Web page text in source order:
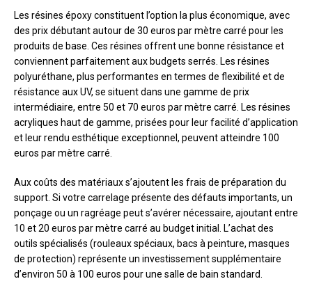
Les résines époxy constituent l’option la plus économique, avec
des prix débutant autour de 30 euros par mètre carré pour les
produits de base. Ces résines offrent une bonne résistance et
conviennent parfaitement aux budgets serrés. Les résines
polyuréthane, plus performantes en termes de flexibilité et de
résistance aux UV, se situent dans une gamme de prix
intermédiaire, entre 50 et 70 euros par mètre carré. Les résines
acryliques haut de gamme, prisées pour leur facilité d’application
et leur rendu esthétique exceptionnel, peuvent atteindre 100
euros par mètre carré.
Aux coûts des matériaux s’ajoutent les frais de préparation du
support. Si votre carrelage présente des défauts importants, un
ponçage ou un ragréage peut s’avérer nécessaire, ajoutant entre
10 et 20 euros par mètre carré au budget initial. L’achat des
outils spécialisés (rouleaux spéciaux, bacs à peinture, masques
de protection) représente un investissement supplémentaire
d’environ 50 à 100 euros pour une salle de bain standard.